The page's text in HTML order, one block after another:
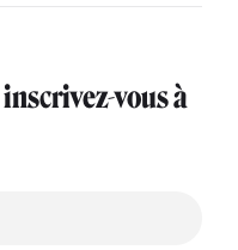
vous à